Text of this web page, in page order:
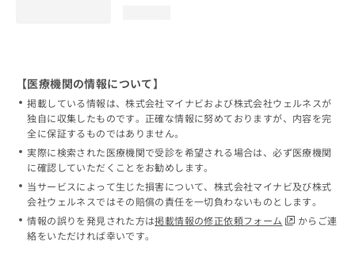
【医療機関の情報について】
掲載している情報は、株式会社マイナビおよび株式会社ウェルネスが
独自に収集したものです。正確な情報に努めておりますが、内容を完
全に保証するものではありません。
実際に検索された医療機関で受診を希望される場合は、必ず医療機関
に確認していただくことをお勧めします。
当サービスによって生じた損害について、株式会社マイナビ及び株式
会社ウェルネスではその賠償の責任を一切負わないものとします。
情報の誤りを発見された方は掲載情報の修正依頼フォーム
からご連
絡をいただければ幸いです。